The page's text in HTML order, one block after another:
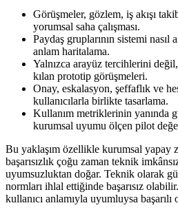
Görüşmeler, gözlem, iş akışı
yorumsal saha çalışması.
Paydaş gruplarının sistemi nasıl
anlam haritalama.
Yalnızca arayüz tercihlerini
kılan prototip görüşmeleri.
Onay, eskalasyon, şeffaflık ve
kullanıcılarla birlikte tasarlama.
Kullanım metriklerinin yanında
kurumsal uyumu ölçen pilot
Bu yaklaşım özellikle kurumsal yapay
başarısızlık çoğu zaman teknik
uyumsuzluktan doğar. Teknik olarak
normları ihlal ettiğinde başarısız
kullanıcı anlamıyla uyumluysa başarılı